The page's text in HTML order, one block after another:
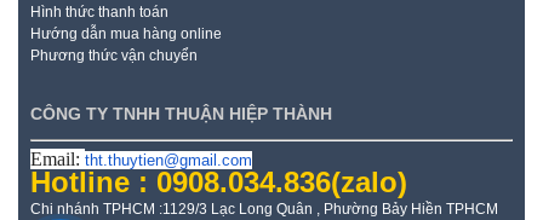
Hình thức thanh toán
Hướng dẫn mua hàng online
Phương thức vận chuyển
CÔNG TY TNHH THUẬN HIỆP THÀNH
Email: tht.thuytien@gmail.com
Hotline : 0908.034.836(zalo)
Chi nhánh TPHCM :1129/3 Lạc Long Quân , Phường Bảy Hiền TPHCM